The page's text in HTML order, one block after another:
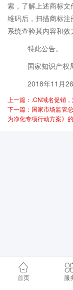
索，了解上述商标
维码后，扫描商标
系统查验其内容和效
特此公告。
国家知识产权
2018年11月
上一篇：.CN域名促销
下一篇：国家市场监管
为净化专项行动方案》
首页 服